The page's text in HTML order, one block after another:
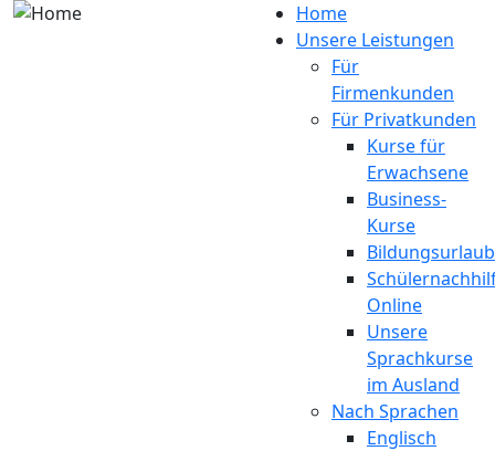
Direkt zum Inhalt
Home
Unsere Leistungen
Für
Firmenkunden
Für Privatkunden
Kurse für
Erwachsene
Business-
Kurse
Bildungsurlaub
Online
Unsere
Sprachkurse
im Ausland
Nach Sprachen
Englisch